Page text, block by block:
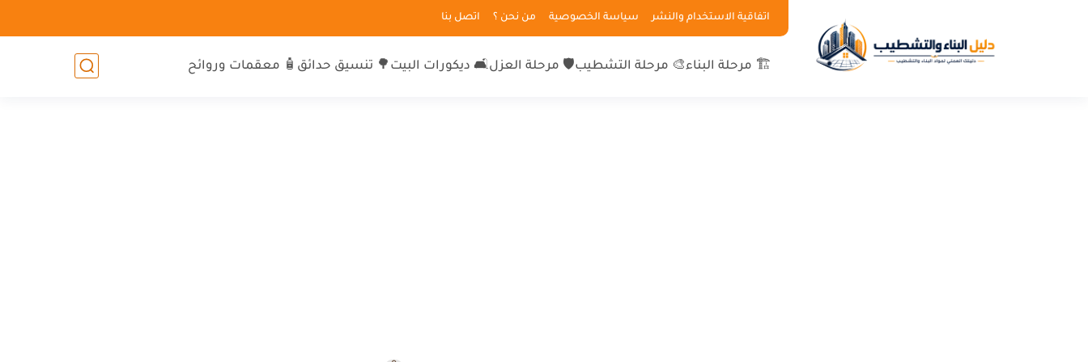
اتفاقية الاستخدام والنشر سياسة الخصوصية من نحن ؟ اتصل بنا
🏗 مرحلة البناء🎨 مرحلة التشطيب🛡 مرحلة العزل🛋 ديكورات البيت 🌳 تنسيق حدائق 🧴 معقمات وروائح